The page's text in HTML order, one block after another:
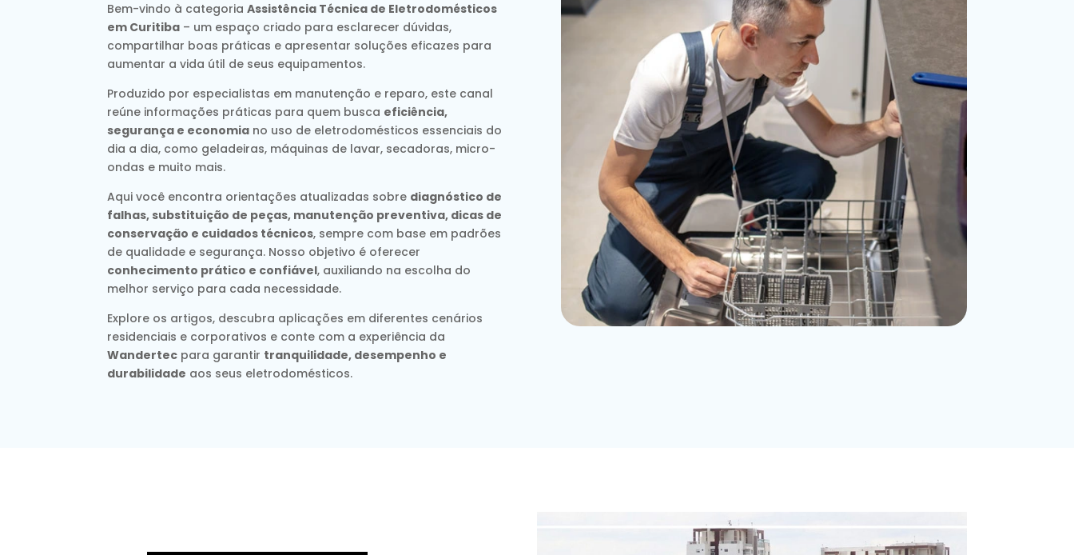
Bem-vindo à categoriaAssistência Técnica de Eletrodomésticos
em Curitiba – um espaço criado para esclarecer dúvidas,
compartilhar boas práticas e apresentar soluções eficazes para
aumentar a vida útil de seus equipamentos.
Produzido por especialistas em manutenção e reparo, este canal
reúne informações práticas para quem busca eficiência,
segurança e economia no uso de eletrodomésticos essenciais do
dia a dia, como geladeiras, máquinas de lavar, secadoras, micro-
ondas e muito mais.
Aqui você encontra orientações atualizadas sobre diagnóstico de
falhas, substituição de peças, manutenção preventiva, dicas de
conservação e cuidados técnicos, sempre com base em padrões
de qualidade e segurança. Nosso objetivo é oferecer
conhecimento prático e confiável, auxiliando na escolha do
melhor serviço para cada necessidade.
Explore os artigos, descubra aplicações em diferentes cenários
residenciais e corporativos e conte com a experiência da
Wandertec para garantir tranquilidade, desempenho e
durabilidade aos seus eletrodomésticos.